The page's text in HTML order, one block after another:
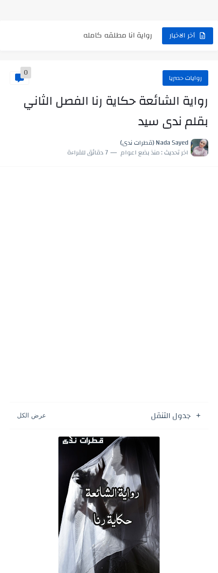
أخر الاخبار
رواية رجعت من السفر فجأه كامله
روايات حصريا 0
رواية الشائعة حكاية رنا الفصل الثاني
بقلم ندى سيد
Nada Sayed (قطرات ندى)
اخر تحديث :منذ بضع اعوام 7 دقائق للقراءة
جدول التنقل